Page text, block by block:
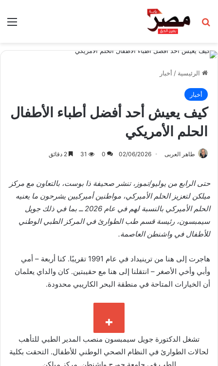
بحث عن
الرئيسية / أخبار
أخبار
كيف يعيش أحد أفضل أطباء الأطفال
الحلم الأمريكي
طاهر العربى 02/06/2026
0
31
حتى الرابع من يوليو/تموز، تنشر صحيفة ذا بوست، بالتعاون مع مركز
ميلكن لتعزيز الحلم الأميركي، مواطنين أميركيين يشرحون ما يعنيه
الحلم الأميركي بالنسبة لهم في عام 2026 ــ بما في ذلك جويل
سيمبسون، رئيسة قسم طب الطوارئ في المركز الطبي الوطني
للأطفال في واشنطن العاصمة.
هاجرت إلى هنا من ترينيداد في عام 1991 تقريبًا. كنا أربعة – أمي
وأبي وأخي الأصغر – انتقلنا إلى هنا مع حقيبتين. كان والداي يعلمان
أن الخيارات المتاحة في منطقة البحر الكاريبي محدودة.
تشغل الدكتورة جويل سيمبسون منصب المدير الطبي للتأهب
لحالات الطوارئ في النظام الصحي الوطني للأطفال. التحقت بكلية